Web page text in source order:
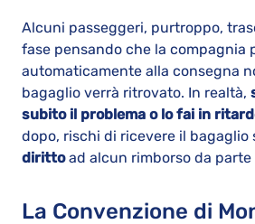
Alcuni passeggeri, purtroppo,
fase pensando che la compagnia
automaticamente alla consegna
bagaglio verrà ritrovato. In realtà,
subito il problema o lo fai in
dopo, rischi di ricevere il bagaglio
dirittoad alcun rimborso da parte
La Convenzione di